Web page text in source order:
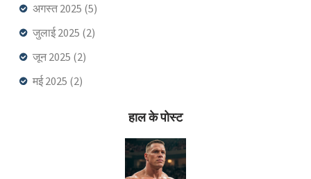
अगस्त 2025 (5)
जुलाई 2025 (2)
जून 2025 (2)
मई 2025 (2)
हाल के पोस्ट